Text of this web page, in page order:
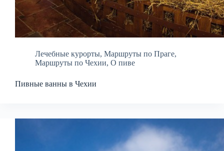
Лечебные курорты, Маршруты по Праге,
Маршруты по Чехии, О пиве
Пивные ванны в Чехии